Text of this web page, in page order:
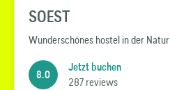
SOEST
Wunderschönes hostel in der Natur
8.0
Jetzt buchen
287 reviews